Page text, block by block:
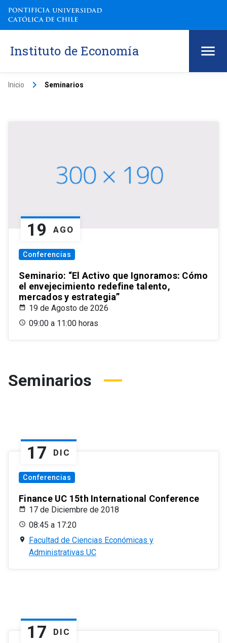
Instituto de Economía
Inicio keyboard_arrow_right Seminarios
19 AGO
Conferencias
Seminario: “El Activo que Ignoramos: Cómo
el envejecimiento redefine talento,
mercados y estrategia”
19 de Agosto de 2026
09:00 a 11:00 horas
Seminarios
17 DIC
Conferencias
Finance UC 15th International Conference
17 de Diciembre de 2018
08:45 a 17:20
Facultad de Ciencias Económicas y
Administrativas UC
17 DIC